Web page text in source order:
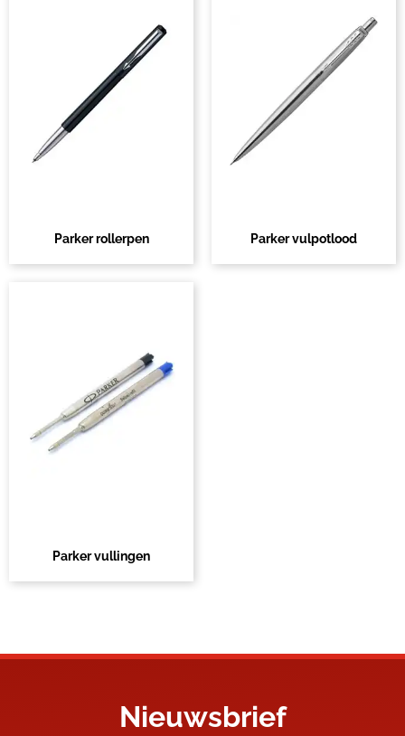
Parker rollerpen Parker vulpotlood
Parker vullingen
Nieuwsbrief